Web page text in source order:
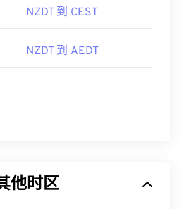
NZDT 到 CEST
NZDT 到 AEDT
他时区